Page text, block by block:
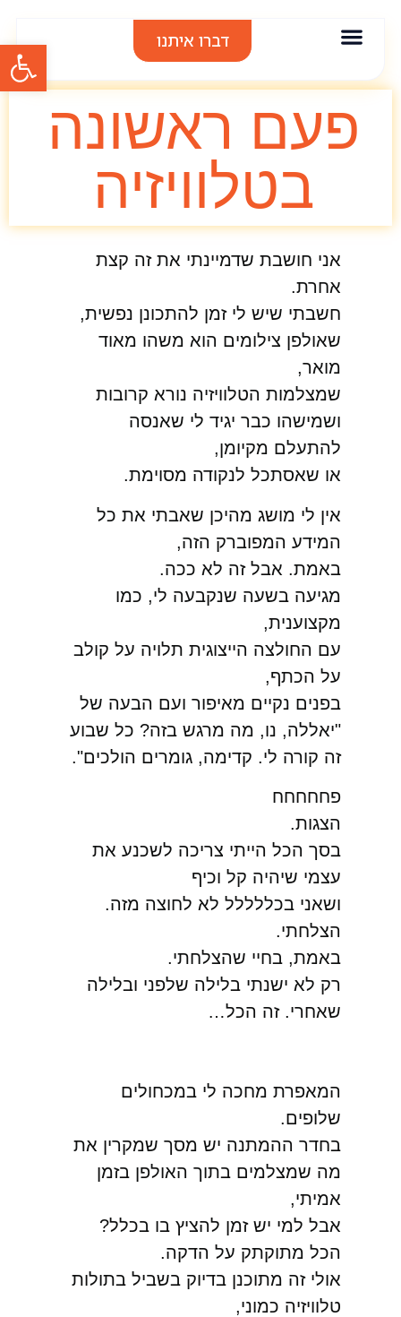
פתח דברו איתנו
פעם ראשונה
בטלוויזיה
אני חושבת שדמיינתי את זה קצת
אחרת.
חשבתי שיש לי זמן להתכונן נפשית,
שאולפן צילומים הוא משהו מאוד
מואר,
שמצלמות הטלוויזיה נורא קרובות
ושמישהו כבר יגיד לי שאנסה
להתעלם מקיומן,
או שאסתכל לנקודה מסוימת.
אין לי מושג מהיכן שאבתי את כל
המידע המפוברק הזה,
באמת. אבל זה לא ככה.
מגיעה בשעה שנקבעה לי, כמו
מקצוענית,
עם החולצה הייצוגית תלויה על קולב
על הכתף,
בפנים נקיים מאיפור ועם הבעה של
"יאללה, נו, מה מרגש בזה? כל שבוע
זה קורה לי. קדימה, גומרים הולכים".
פחחחחח
הצגות.
בסך הכל הייתי צריכה לשכנע את
עצמי שיהיה קל וכיף
ושאני בכללללל לא לחוצה מזה.
הצלחתי.
באמת, בחיי שהצלחתי.
רק לא ישנתי בלילה שלפני ובלילה
שאחרי. זה הכל…
המאפרת מחכה לי במכחולים
שלופים.
בחדר ההמתנה יש מסך שמקרין את
מה שמצלמים בתוך האולפן בזמן
אמיתי,
אבל למי יש זמן להציץ בו בכלל?
הכל מתוקתק על הדקה.
אולי זה מתוכנן בדיוק בשביל בתולות
טלוויזיה כמוני,